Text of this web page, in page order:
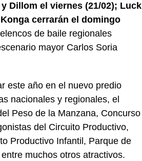
Dillom el viernes (21/02); Luck
cerrarán el domingo
de baile regionales
mayor Carlos Soria
este año en el nuevo predio
nacionales y regionales, el
Peso de la Manzana, Concurso
del Circuito Productivo,
Productivo Infantil, Parque de
muchos otros atractivos.